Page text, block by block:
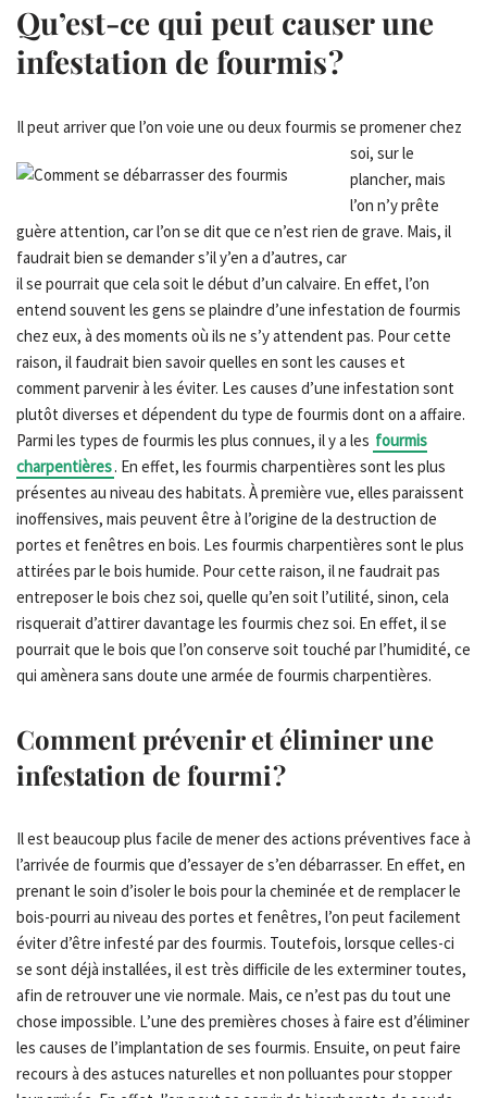
Qu’est-ce qui peut causer une
infestation de fourmis ?
Il peut arriver que l’on voie une ou deux fourmis se promener chez
soi, sur le
plancher, mais
l’on n’y prête
guère attention, car l’on se dit que ce n’est rien de grave. Mais, il
faudrait bien se demander s’il y’en a d’autres, car
il se pourrait que cela soit le début d’un calvaire. En effet, l’on
entend souvent les gens se plaindre d’une infestation de fourmis
chez eux, à des moments où ils ne s’y attendent pas. Pour cette
raison, il faudrait bien savoir quelles en sont les causes et
comment parvenir à les éviter. Les causes d’une infestation sont
plutôt diverses et dépendent du type de fourmis dont on a affaire.
Parmi les types de fourmis les plus connues, il y a les fourmis
charpentières. En effet, les fourmis charpentières sont les plus
présentes au niveau des habitats. À première vue, elles paraissent
inoffensives, mais peuvent être à l’origine de la destruction de
portes et fenêtres en bois. Les fourmis charpentières sont le plus
attirées par le bois humide. Pour cette raison, il ne faudrait pas
entreposer le bois chez soi, quelle qu’en soit l’utilité, sinon, cela
risquerait d’attirer davantage les fourmis chez soi. En effet, il se
pourrait que le bois que l’on conserve soit touché par l’humidité, ce
qui amènera sans doute une armée de fourmis charpentières.
Comment prévenir et éliminer une
infestation de fourmi ?
Il est beaucoup plus facile de mener des actions préventives face à
l’arrivée de fourmis que d’essayer de s’en débarrasser. En effet, en
prenant le soin d’isoler le bois pour la cheminée et de remplacer le
bois-pourri au niveau des portes et fenêtres, l’on peut facilement
éviter d’être infesté par des fourmis. Toutefois, lorsque celles-ci
se sont déjà installées, il est très difficile de les exterminer toutes,
afin de retrouver une vie normale. Mais, ce n’est pas du tout une
chose impossible. L’une des premières choses à faire est d’éliminer
les causes de l’implantation de ses fourmis. Ensuite, on peut faire
recours à des astuces naturelles et non polluantes pour stopper